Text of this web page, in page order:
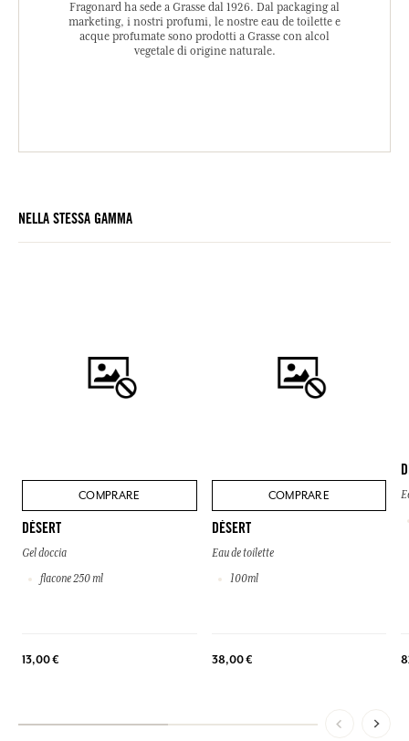
Fragonard ha sede a Grasse dal 1926. Dal packaging al
marketing, i nostri profumi, le nostre eau de toilette e
acque profumate sono prodotti a Grasse con alcol
vegetale di origine naturale.
NELLA STESSA GAMMA
COMPRARE
DÉSERT
Gel doccia
flacone 250 ml
13,00 €
COMPRARE
DÉSERT
Eau de toilette
100ml
38,00 €